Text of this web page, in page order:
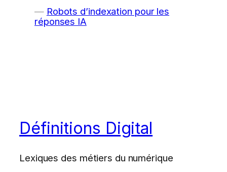
Robots d’indexation pour les
réponses IA
Définitions Digital
Lexiques des métiers du numérique